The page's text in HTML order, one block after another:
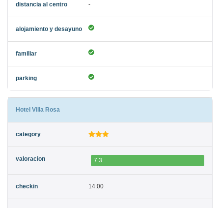
-
Hotel Villa Rosa
7.3
14:00